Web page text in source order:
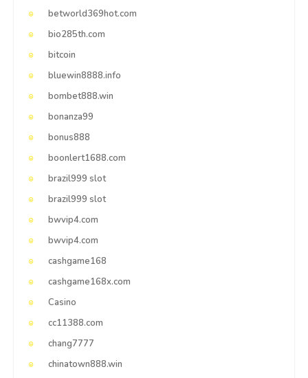
betworld369hot.com
bio285th.com
bitcoin
bluewin8888.info
bombet888.win
bonanza99
bonus888
boonlert1688.com
brazil999 slot
brazil999 slot
bwvip4.com
bwvip4.com
cashgame168
cashgame168x.com
Casino
cc11388.com
chang7777
chinatown888.win